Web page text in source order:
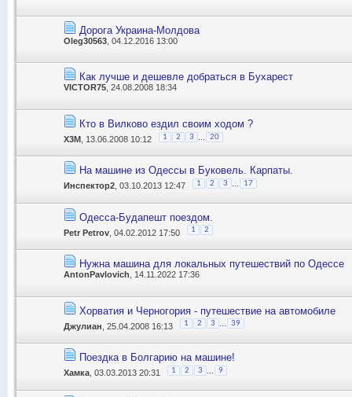
Дорога Украина-Молдова
Oleg30563 , 04.12.2016 13:00
Как лучше и дешевле добраться в Бухарест
VICTOR75 , 24.08.2008 18:34
Кто в Вилково ездил своим ходом ?
X3M , 13.06.2008 10:12 1 2 3 20
На машине из Одессы в Буковель. Карпаты.
Инспектор2 , 03.10.2013 12:47 1 2 3 17
Одесса-Будапешт поездом.
Petr Petrov , 04.02.2012 17:50 1 2
Нужна машина для локальных путешествий по Одессе
AntonPavlovich , 14.11.2022 17:36
Хорватия и Черногория - путешествие на автомобиле
Джулиан , 25.04.2008 16:13 1 2 3 39
Поездка в Болгарию на машине!
Хамка , 03.03.2013 20:31 1 2 3 9